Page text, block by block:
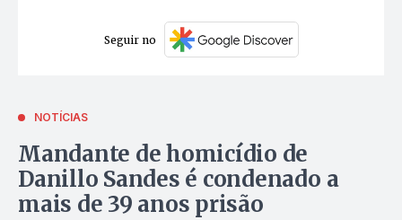
Seguir no
NOTÍCIAS
Mandante de homicídio de
Danillo Sandes é condenado a
mais de 39 anos prisão